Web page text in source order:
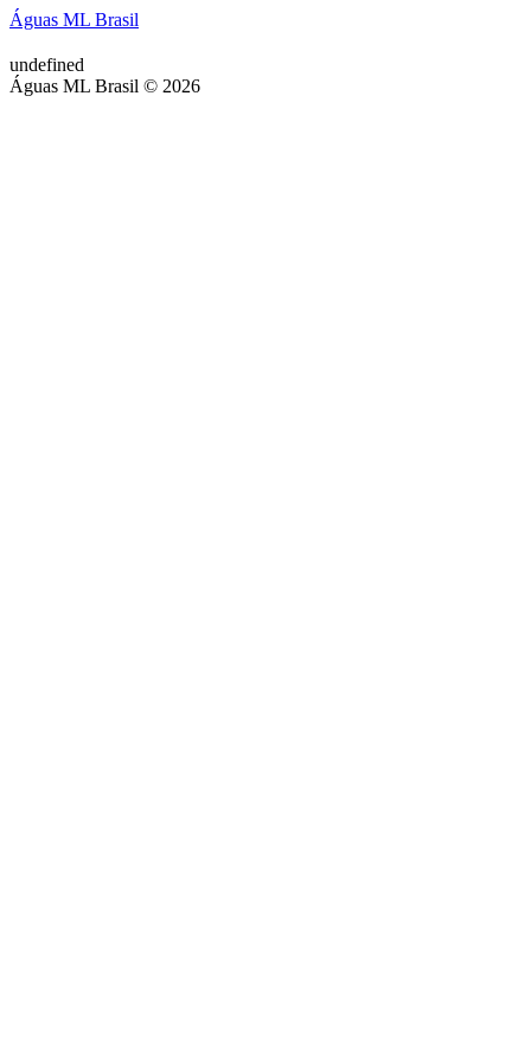
Águas ML Brasil
undefined
Águas ML Brasil © 2026